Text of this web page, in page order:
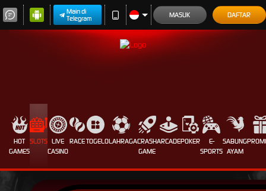
Main di
Telegram
MASUK DAFTAR
HOT
GAMES
SLOTS LIVE
CASINO
RACETOGEL OLAHRAGACRASH
GAME
ARCADEPOKER
E-
SPORTS
SABUNG
AYAM